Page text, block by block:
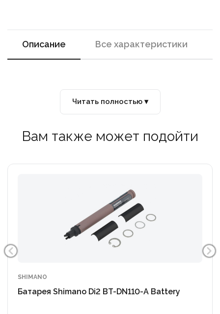
Описание Все характеристики
Читать полностью ▾
Вам также может подойти
SHIMANO
Батарея Shimano Di2 BT-DN110-A Battery